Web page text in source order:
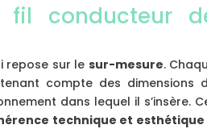
fil conducteur
repose sur le sur-mesure.
compte des dimensions
dans lequel il s’insère.
technique et esthétique